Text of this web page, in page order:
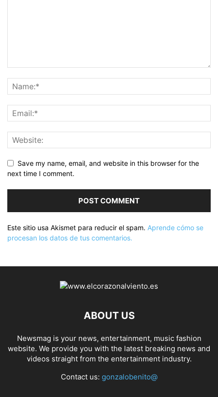
Save my name, email, and website in this browser for the
next time I comment.
Este sitio usa Akismet para reducir el spam. Aprende cómo se
procesan los datos de tus comentarios.
ABOUT US
Newsmag is your news, entertainment, music fashion
website. We provide you with the latest breaking news and
videos straight from the entertainment industry.
Contact us: gonzalobenito@